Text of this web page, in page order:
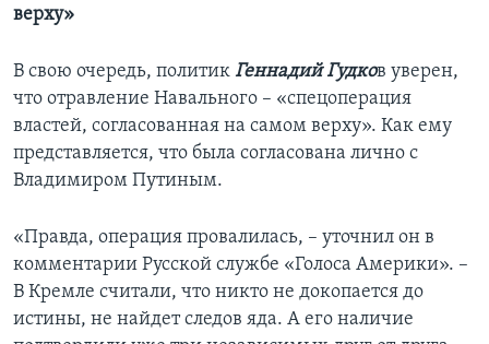
верху»
В свою очередь, политик Геннадий Гудков уверен,
что отравление Навального – «спецоперация
властей, согласованная на самом верху». Как ему
представляется, что была согласована лично с
Владимиром Путиным.
«Правда, операция провалилась, – уточнил он в
комментарии Русской службе «Голоса Америки». –
В Кремле считали, что никто не докопается до
истины, не найдет следов яда. А его наличие